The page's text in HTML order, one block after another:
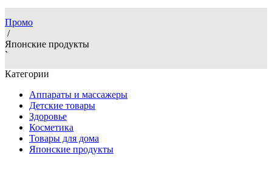
Промо
/
Японские продукты
`
Категории
Аппараты и массажеры
Детские товары
Здоровье
Косметика
Товары для дома
Японские продукты